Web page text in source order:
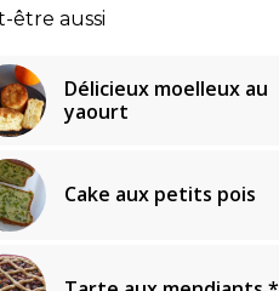
être aussi
Délicieux moelleux au
yaourt
Cake aux petits pois